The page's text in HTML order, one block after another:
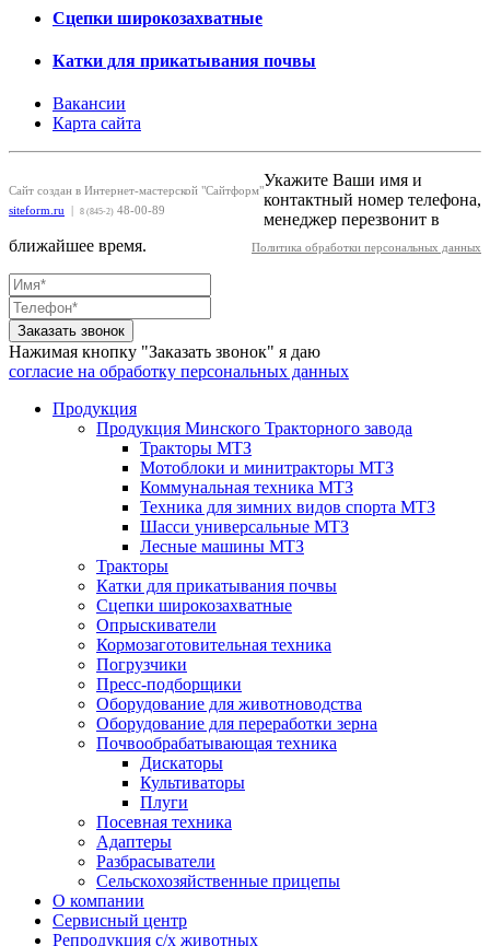
Сцепки широкозахватные
Катки для прикатывания почвы
Вакансии
Карта сайта
Сайт создан в Интернет-мастерской "Сайтформ"
siteform.ru
8 (845-2) 48-00-89
Политика обработки персональных данных
Укажите Ваши имя и
контактный номер телефона,
менеджер перезвонит в
ближайшее время.
Заказать звонок
Нажимая кнопку "Заказать звонок" я даю
согласие на обработку персональных данных
Продукция
Продукция Минского Тракторного завода
Тракторы МТЗ
Мотоблоки и минитракторы МТЗ
Коммунальная техника МТЗ
Техника для зимних видов спорта МТЗ
Шасси универсальные МТЗ
Лесные машины МТЗ
Тракторы
Катки для прикатывания почвы
Сцепки широкозахватные
Опрыскиватели
Кормозаготовительная техника
Погрузчики
Пресс-подборщики
Оборудование для животноводства
Оборудование для переработки зерна
Почвообрабатывающая техника
Дискаторы
Культиваторы
Плуги
Посевная техника
Адаптеры
Разбрасыватели
Сельскохозяйственные прицепы
О компании
Сервисный центр
Репродукция с/х животных